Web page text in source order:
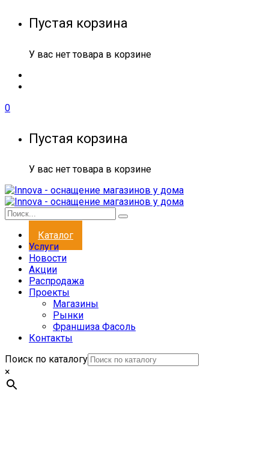
Пустая корзина
У вас нет товара в корзине
0
Пустая корзина
У вас нет товара в корзине
Каталог
Услуги
Новости
Акции
Распродажа
Проекты
Магазины
Рынки
Франшиза Фасоль
Контакты
Поиск по каталогу
×